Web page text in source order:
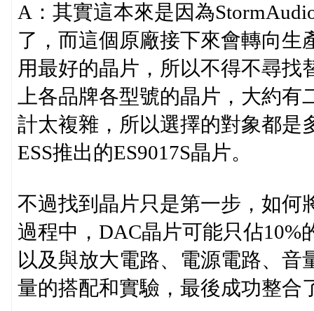
A：其實這本來是因為
了，而這個原廠接下來會轉向生
用最好的晶片，所以不得不尋找
上各品牌各型號的晶片，大約
計太複雜，所以選擇的對象都是
ESS推出的ES9017S晶片。
不過找到晶片只是第一步，如何
過程中，DAC晶片可能只佔
以及與放大電路、電源電路、音
量的搭配和實驗，最後成功整合